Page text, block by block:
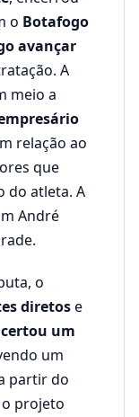
o Botafogo
avançar
A
meio a
relação ao
que
do atleta. A
André
o
diretose
um
um
partir do
projeto